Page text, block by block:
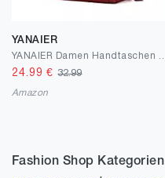
YANAIER
24.99 €32.99
Amazon
Fashion Shop Kategorien